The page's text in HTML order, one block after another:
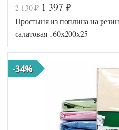
Код товара
546-619
Артикул
AL460704
8020609
Ткань
Поплин
Размер
простыни
200х200
Производитель
2 130₽ 1 397 ₽
Простыня из поплина на
салатовая 160х200х25
-34%